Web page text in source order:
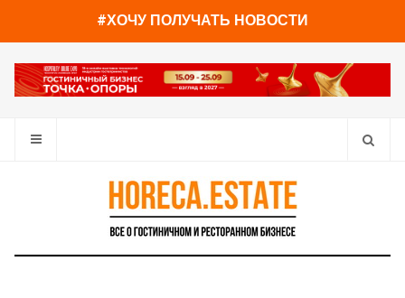
#ХОЧУ ПОЛУЧАТЬ НОВОСТИ